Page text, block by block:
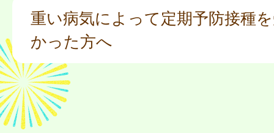
重い病気によって定期予防接種
かった方へ